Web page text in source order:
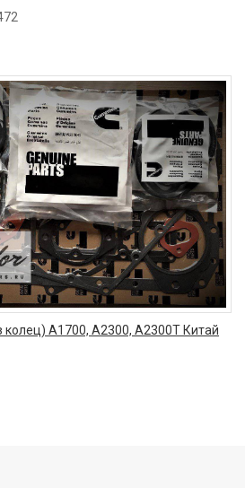
колец) A1700, A2300, A2300T Китай